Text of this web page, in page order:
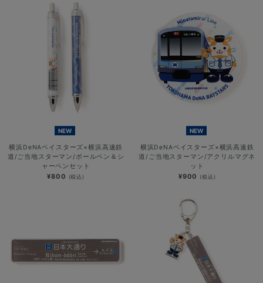
NEW
横浜DeNAベイスターズ×横浜高速鉄
道/ご当地スターマン/ボールペン＆シ
ャーペンセット
¥800 (税込)
NEW
横浜DeNAベイスターズ×横浜高速鉄
道/ご当地スターマン/アクリルマグネ
ット
¥900 (税込)